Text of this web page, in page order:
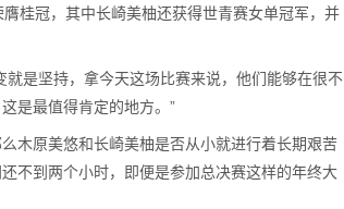
桂冠，其中长崎美柚还获得世青赛女单冠军，并
是坚持，拿今天这场比赛来说，他们能够在很不
是最值得肯定的地方。”
木原美悠和长崎美柚是否从小就进行着长期艰苦
不到两个小时，即便是参加总决赛这样的年终大